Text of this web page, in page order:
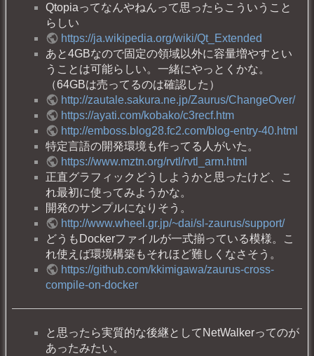
Qtopiaってなんやねんって思ったらこういうこと
らしい
https://ja.wikipedia.org/wiki/Qt_Extended
あと4GBなので固定の領域以外に容量増やすとい
うことは可能らしい。一緒にやっとくかな。
（64GBは売ってるのは確認した）
http://zautale.sakura.ne.jp/Zaurus/ChangeOver/
https://ayati.com/kobako/c3recf.htm
http://emboss.blog28.fc2.com/blog-entry-40.html
特定言語の開発環境も作ってる人がいた。
https://www.mztn.org/rvtl/rvtl_arm.html
正直グラフィックどうしようかと思ったけど、こ
れ最初に使ってみようかな。
開発のサンプルになりそう。
http://www.wheel.gr.jp/~dai/sl-zaurus/support/
どうもDockerファイルが一式揃っている模様。こ
れ使えば環境構築もそれほど難しくなさそう。
https://github.com/kkimigawa/zaurus-cross-
compile-on-docker
と思ったら実質的な後継としてNetWalkerってのが
あったみたい。